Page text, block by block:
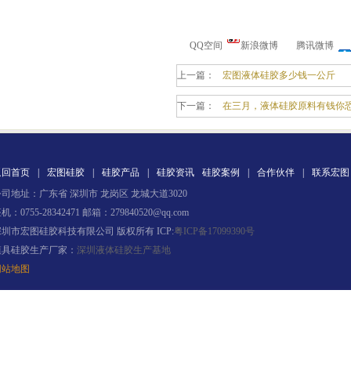
电子灌封胶
QQ空间 新浪微博 腾讯微博
上一篇： 宏图液体硅胶多少钱一公斤
下一篇： 在三月，液体硅胶原料有钱你
首页 宏图硅胶 硅胶产品 硅胶资讯 硅胶案例 合作伙伴
联系宏图
地址：广东省 深圳市 龙岗区 龙城大道3020
：0755-28342471 邮箱：279840520@qq.com
市宏图硅胶科技有限公司 版权所有 ICP:粤ICP备17099390号
硅胶生产厂家： 深圳液体硅胶生产基地
地图